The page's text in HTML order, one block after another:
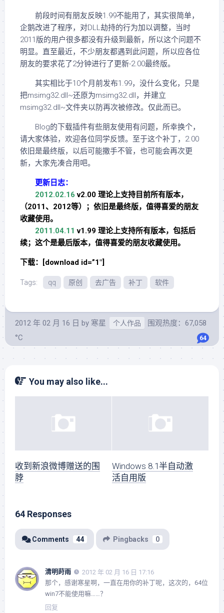
前段时间有朋友反映1.99不能用了，其实很简单，
企鹅改进了程序，对DLL劫持的行为加以调整，当时
2011版的用户很多都没有升级到最新，所以这个问题不
明显。直至最近，不少朋友都遇到此问题，所以应各位
朋友的要求花了2分钟进行了更新-2.00最终版。
其实相比于10个月前发布1.99，没什么变化，只是
把msimg32.dll~还原为msimg32.dll，并建立
msimg32.dll~文件夹以防再次被修改。仅此而已。
Blog的下载插件有些朋友使用有问题，所幸换个，
请大家体验，欢迎各位同学反馈。至于这个补丁，2.00
依旧是最终版，以后可能撒手不管，也可能会再次更
新，大家先凑合用吧。
更新日志：
2012.02.16v2.00 理论上支持目前所有版本，
（2011、2012等）；依旧是最终版，值得喜爱的朋友
收藏使用。
2011.04.11v1.99 理论上支持所有版本，包括后
续；这个是最后版本，值得喜爱的朋友收藏使用。
下载：[download id=”1″]
Tags: qq 原创 去广告 补丁 软件
2012 年 02 月 16 日 by 寒星 个人作品
围观热度：67,058
°C
64
You may also like...
收到新浪微博赠送的围
脖
Windows 8.1半自动激
活自用版
64 Responses
Comments 44 Pingbacks 0
清明莳雨
2012 年 02 月 16 日 17:16
那个，感谢寒星啊，一直在用你的补丁呢，这次的，64位
win7不能使用嘛……？
回复